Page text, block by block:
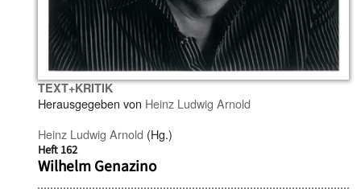
TEXT+KRITIK
Herausgegeben von Heinz Ludwig Arnold
Heinz Ludwig Arnold (Hg.)
Heft 162
Wilhelm Genazino